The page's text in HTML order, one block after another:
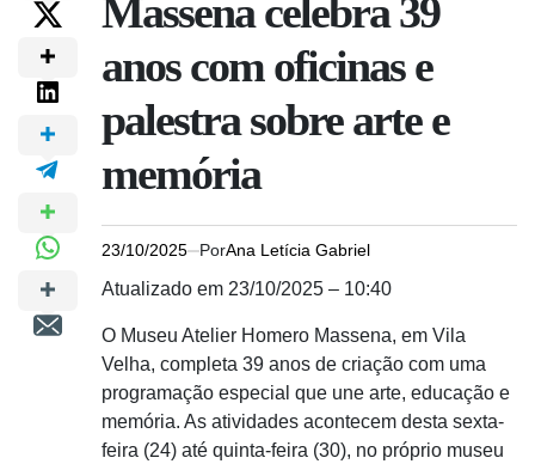
Massena celebra 39
anos com oficinas e
palestra sobre arte e
memória
23/10/2025 PorAna Letícia Gabriel
Atualizado em 23/10/2025 – 10:40
O Museu Atelier Homero Massena, em Vila
Velha, completa 39 anos de criação com uma
programação especial que une arte, educação e
memória. As atividades acontecem desta sexta-
feira (24) até quinta-feira (30), no próprio museu